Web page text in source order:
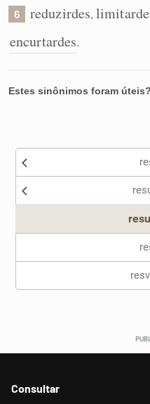
6 reduzirdes,
encurtardes.
Estes sinônimos foram úteis?
Nenhum dos sinônimos
Consultar